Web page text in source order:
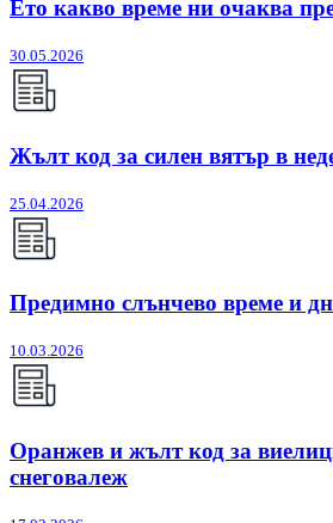
Ето какво време ни очаква
30.05.2026
Жълт код за силен вятър в
25.04.2026
Предимно слънчево време и
10.03.2026
Оранжев и жълт код за
снеговалеж